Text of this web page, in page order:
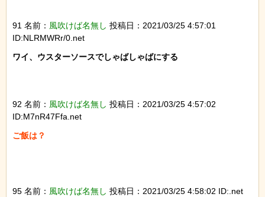
91 名前： 風吹けば名無し 投稿日：2021/03/25 4:57:01
ID:NLRMWRr/0.net
ワイ、ウスターソースでしゃばしゃばにする
92 名前： 風吹けば名無し 投稿日：2021/03/25 4:57:02
ID:M7nR47Ffa.net
ご飯は？
95 名前： 風吹けば名無し 投稿日：2021/03/25 4:58:02 ID:.net